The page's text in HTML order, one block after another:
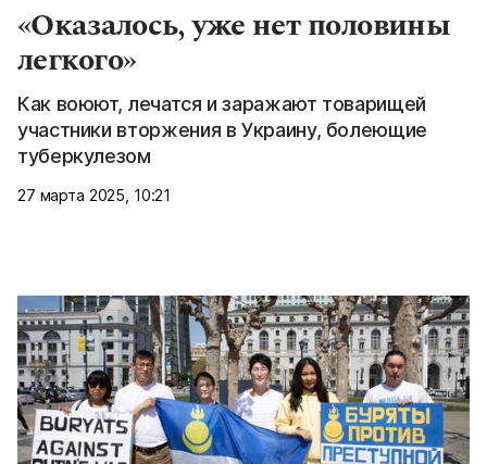
«Оказалось, уже нет половины
легкого»
Как воюют, лечатся и заражают товарищей
участники вторжения в Украину, болеющие
туберкулезом
27 марта 2025, 10:21